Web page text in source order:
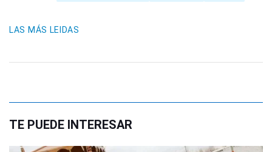
LAS MÁS LEIDAS
TE PUEDE INTERESAR